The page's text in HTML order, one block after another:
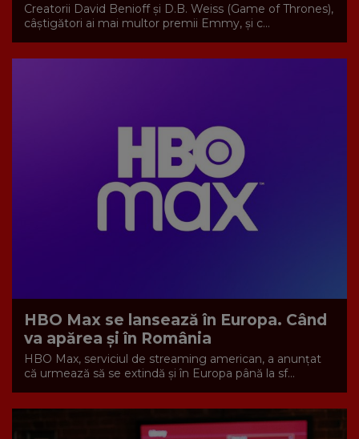
Creatorii David Benioff și D.B. Weiss (Game of Thrones),
câștigători ai mai multor premii Emmy, și c...
HBO Max se lansează în Europa. Când
va apărea și în România
HBO Max, serviciul de streaming american, a anunțat
că urmează să se extindă și în Europa până la sf...